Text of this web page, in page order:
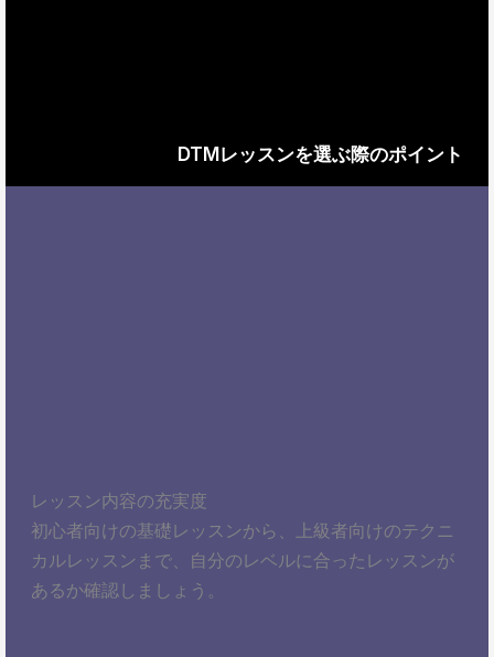
DTMレッスンを選ぶ際のポイント
レッスン内容の充実度
初心者向けの基礎レッスンから、上級者向けのテクニ
カルレッスンまで、自分のレベルに合ったレッスンが
あるか確認しましょう。